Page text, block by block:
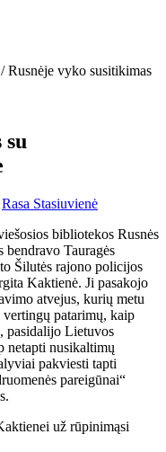
/ Rusnėje vyko susitikimas
su
Rasa Stasiuvienė
bibliotekos Rusnės
Tauragės
Šilutės rajono policijos
Kaktienė. Ji pasakojo
atvejus, kurių metu
vertingų patarimų, kaip
pasidalijo Lietuvos
netapti nusikaltimų
pakviesti tapti
pareigūnai“
už rūpinimąsi